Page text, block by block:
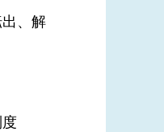
、解